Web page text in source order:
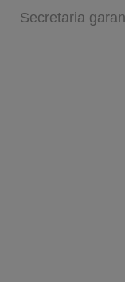
Secretaria